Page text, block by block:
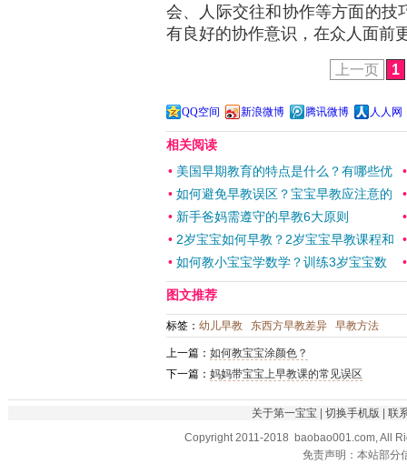
会、人际交往和协作等方面的技
有良好的协作意识，在众人面前
上一页 1
QQ空间 新浪微博 腾讯微博 人人网
相关阅读
• 美国早期教育的特点是什么？有哪些优
• 如何避免早教误区？宝宝早教应注意的
• 新手爸妈需遵守的早教6大原则
• 2岁宝宝如何早教？2岁宝宝早教课程和
• 如何教小宝宝学数学？训练3岁宝宝数
图文推荐
标签： 幼儿早教 东西方早教差异 早教方法
上一篇： 如何教宝宝涂颜色？
下一篇： 妈妈带宝宝上早教课的常见误区
关于第一宝宝 | 切换手机版 | 联
Copyright 2011-2018 baobao001.com, All
免责声明：本站部分